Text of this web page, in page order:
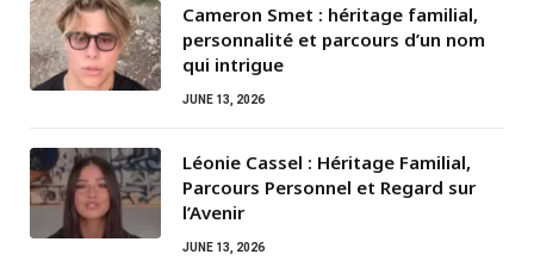
Cameron Smet : héritage familial,
personnalité et parcours d’un nom
qui intrigue
JUNE 13, 2026
Léonie Cassel : Héritage Familial,
Parcours Personnel et Regard sur
l’Avenir
JUNE 13, 2026